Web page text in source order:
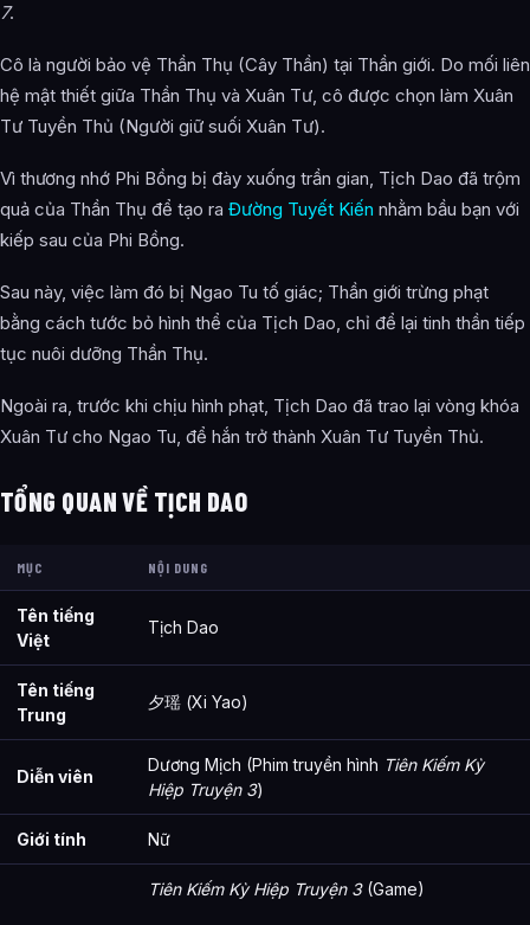
Thông tin về Tịch Dao được tổng hợp từ đâu?
7.
Cô là người bảo vệ Thần Thụ (Cây Thần) tại Thần giới. Do mối liên
hệ mật thiết giữa Thần Thụ và Xuân Tư, cô được chọn làm Xuân
Tư Tuyền Thủ (Người giữ suối Xuân Tư).
Vì thương nhớ Phi Bồng bị đày xuống trần gian, Tịch Dao đã trộm
quả của Thần Thụ để tạo ra Đường Tuyết Kiến nhằm bầu bạn với
kiếp sau của Phi Bồng.
Sau này, việc làm đó bị Ngao Tu tố giác; Thần giới trừng phạt
bằng cách tước bỏ hình thể của Tịch Dao, chỉ để lại tinh thần tiếp
tục nuôi dưỡng Thần Thụ.
Ngoài ra, trước khi chịu hình phạt, Tịch Dao đã trao lại vòng khóa
Xuân Tư cho Ngao Tu, để hắn trở thành Xuân Tư Tuyền Thủ.
TỔNG QUAN VỀ TỊCH DAO
MỤC NỘI DUNG
Tên tiếng
Việt
Tịch Dao
Tên tiếng
Trung
夕瑶 (Xi Yao)
Diễn viên
Dương Mịch (Phim truyền hình Tiên Kiếm Kỳ
Hiệp Truyện 3)
Giới tính Nữ
Tiên Kiếm Kỳ Hiệp Truyện 3(Game)